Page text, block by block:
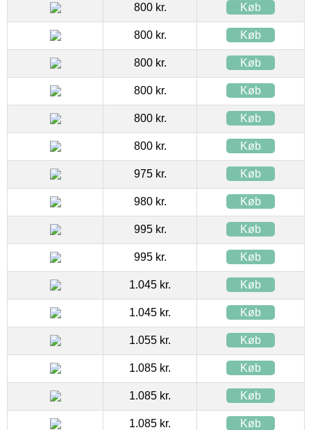
800 kr. Køb
800 kr. Køb
800 kr. Køb
800 kr. Køb
800 kr. Køb
800 kr. Køb
975 kr. Køb
980 kr. Køb
995 kr. Køb
995 kr. Køb
1.045 kr. Køb
1.045 kr. Køb
1.055 kr. Køb
1.085 kr. Køb
1.085 kr. Køb
1.085 kr. Køb